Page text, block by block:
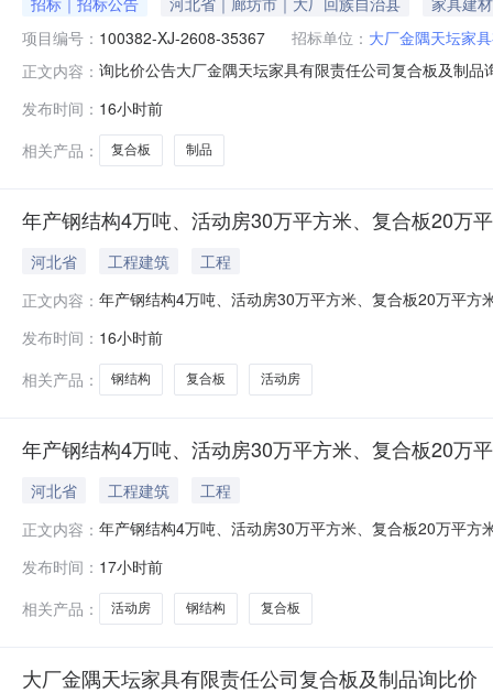
项目编号： 100382-XJ-2608-35367 招标单位： 大厂金隅天坛家
正文内容： 询比价公告大厂金隅天坛家具有限责任公司复合板及制
金：元（电汇附言请注明：询比价编号:100382-XJ-
发布时间： 16小时前
相关产品：
复合板 制品
年产钢结构4万吨、活动房30万平方米、复合板20万
河北省 工程建筑
工程
正文内容： 年产钢结构4万吨、活动房30万平方米、复合板20万平
合格备案时间：2026-08-0616:59:14
发布时间： 16小时前
相关产品：
钢结构 复合板 活动房
年产钢结构4万吨、活动房30万平方米、复合板20万
河北省 工程建筑
工程
正文内容： 年产钢结构4万吨、活动房30万平方米、复合板20万平
合格备案时间：2026-08-0616:59:29
发布时间： 17小时前
相关产品：
活动房 钢结构 复合板
大厂金隅天坛家具有限责任公司复合板及制品询比价